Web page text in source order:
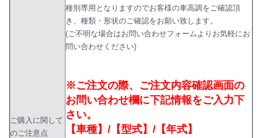
ご購入に関して
のご注意点
種別専用となりますのでお客様の車高調をご確認頂
き、種類・形状のご確認をお願い致します。
(ご不明な場合はお問い合わせフォームよりお気軽にお
問い合わせください)
※ご注文の際、ご注文内容確認画面の
お問い合わせ欄に下記情報をご入力下
さい。
【車種】/【型式】/【年式】